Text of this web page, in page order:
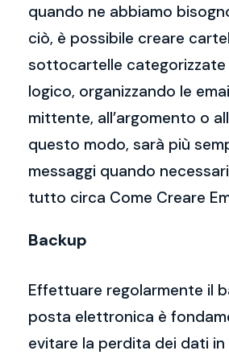
quando ne abbiamo
ciò, è possibile creare
sottocartelle categorizzate
logico, organizzando le
mittente, all’argomento o
questo modo, sarà più
messaggi quando
tutto circa Come Creare
Backup
Effettuare regolarmente il
posta elettronica è
evitare la perdita dei dati